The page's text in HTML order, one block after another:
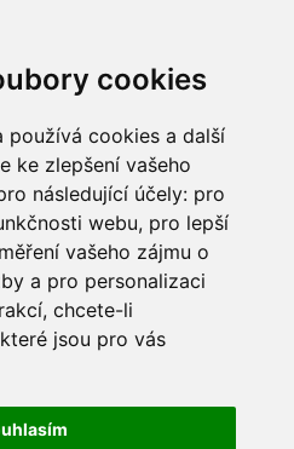
cookies
používá cookies a další
ke zlepšení vašeho
následující účely: pro
webu, pro lepší
vašeho zájmu o
a pro personalizaci
, chcete-li
jsou pro vás